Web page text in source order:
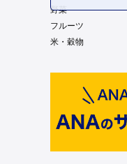
野菜
フルーツ
米・穀物